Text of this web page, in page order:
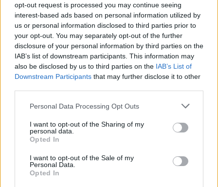
opt-out request is processed you may continue seeing
interest-based ads based on personal information utilized by
us or personal information disclosed to third parties prior to
your opt-out. You may separately opt-out of the further
disclosure of your personal information by third parties on the
IAB’s list of downstream participants. This information may
also be disclosed by us to third parties on the IAB’s List of
Downstream Participants that may further disclose it to other
Personal Data Processing Opt Outs
I want to opt-out of the Sharing of my
personal data.
Opted In
I want to opt-out of the Sale of my
Personal Data.
Opted In